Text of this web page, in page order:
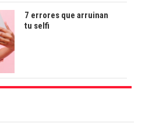
7 errores que arruinan
tu selfi